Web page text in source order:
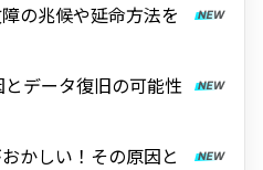
の兆候や延命方法を
データ復旧の可能性
かしい！その原因と